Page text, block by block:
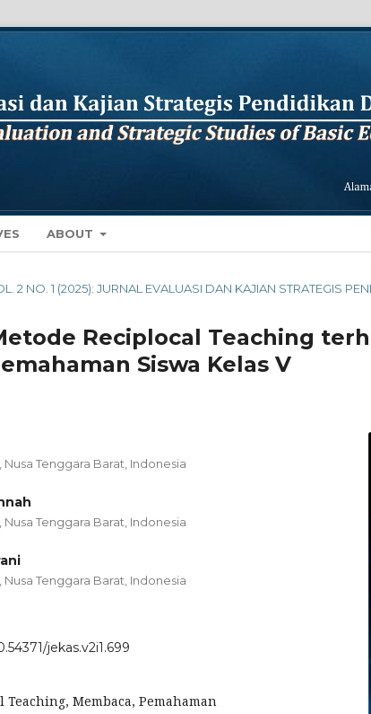
ABOUT
2 NO. 1 (2025): JURNAL EVALUASI DAN KAJIAN STRATEGIS
Reciplocal Teaching
Siswa Kelas V
Nusa Tenggara Barat, Indonesia
Nusa Tenggara Barat, Indonesia
Nusa Tenggara Barat, Indonesia
jekas.v2i1.699
Teaching, Membaca, Pemahaman